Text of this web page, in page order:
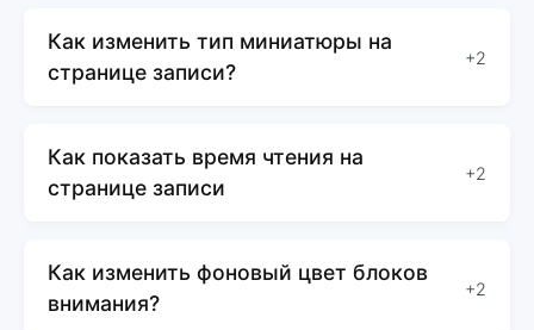
Как изменить тип миниатюры на
странице записи?
+2
Как показать время чтения на
странице записи
+2
Как изменить фоновый цвет блоков
внимания?
+2